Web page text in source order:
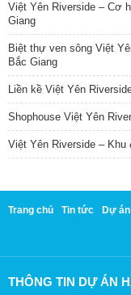
Việt Yên Riverside – Cơ
Giang
Biệt thự ven sông Việt
Bắc Giang
Liền kề Việt Yên
Shophouse Việt Yên
Việt Yên Riverside –
Trang chủ Tin tức Dự án
THÔNG TIN DỰ ÁN